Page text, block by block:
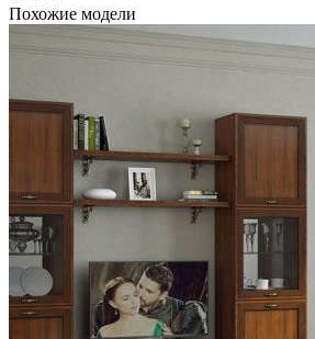
Похожие модели